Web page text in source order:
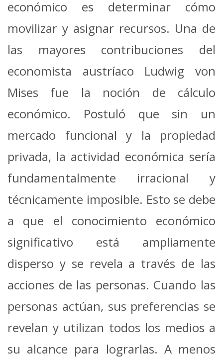
económico es determinar cómo
movilizar y asignar recursos. Una de
las mayores contribuciones del
economista austríaco Ludwig von
Mises fue la noción de cálculo
económico. Postuló que sin un
mercado funcional y la propiedad
privada, la actividad económica sería
fundamentalmente irracional y
técnicamente imposible. Esto se debe
a que el conocimiento económico
significativo está ampliamente
disperso y se revela a través de las
acciones de las personas. Cuando las
personas actúan, sus preferencias se
revelan y utilizan todos los medios a
su alcance para lograrlas. A menos